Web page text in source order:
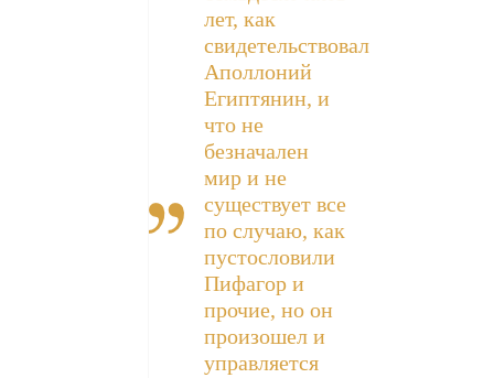
лет, как
свидетельствовал
Аполлоний
Египтянин, и
что не
безначален
мир и не
существует все
по случаю, как
пустословили
Пифагор и
прочие, но он
произошел и
управляется